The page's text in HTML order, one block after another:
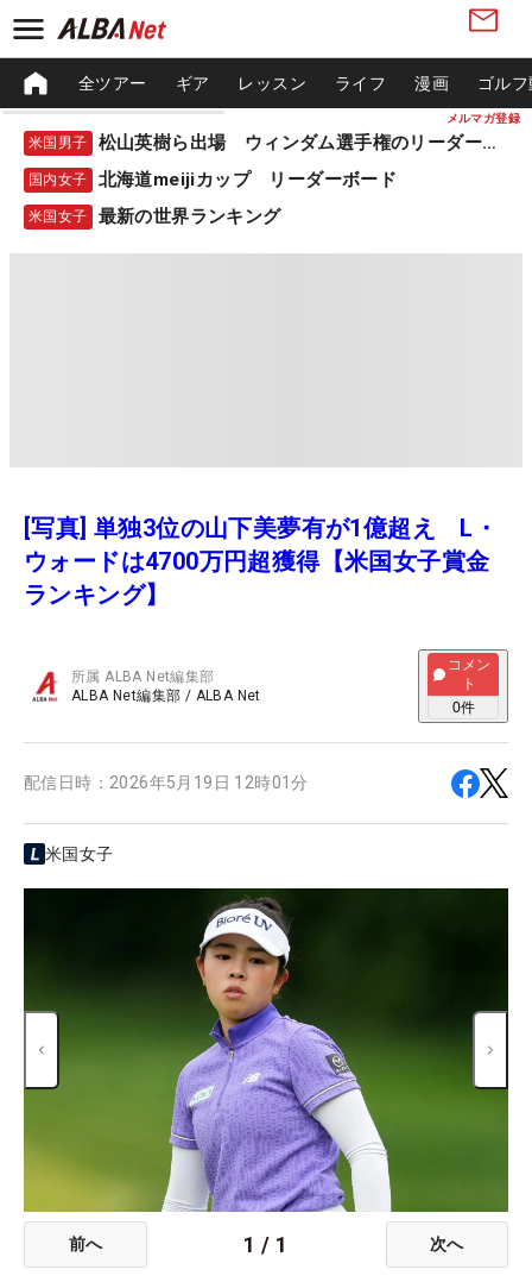
メルマガ登録
全ツアー ギア レッスン ライフ 漫画 ゴル
米国男子 松山英樹ら出場 ウィンダム選手権のリーダーボード
国内女子 北海道meijiカップ リーダーボード
米国女子 最新の世界ランキング
[写真] 単独3位の山下美夢有が1億超え L・
ウォードは4700万円超獲得【米国女子賞金
ランキング】
所属ALBA Net編集部
ALBA Net編集部 / ALBA Net
コメン
ト
0件
配信日時： 2026年5月19日 12時01分
米国女子
前へ 1 / 1 次へ